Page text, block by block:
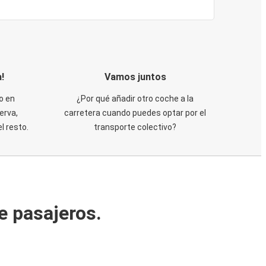
en
resto.
Vamos juntos
¿Por qué añadir otro coche a la
carretera cuando puedes optar por el
transporte colectivo?
pasajeros.